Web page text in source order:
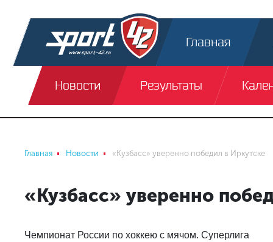
Главная
Новости Результаты
Главная Новости «Кузбасс» уверенно победил в Иркутске
«Кузбасс» уверенно
Чемпионат России по хоккею с мячом. Суперлига